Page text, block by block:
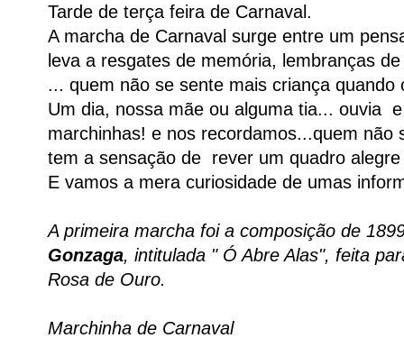
Tarde de terça feira de Carnaval.
A marcha de Carnaval surge entre um
leva a resgates de memória, lembranças
... quem não se sente mais criança quando
Um dia, nossa mãe ou alguma tia... ouvia
marchinhas! e nos recordamos...quem não
tem a sensação de rever um quadro
E vamos a mera curiosidade de umas
A primeira marcha foi a composição de
Gonzaga, intitulada " Ó Abre Alas", feita
Rosa de Ouro.
Marchinha de Carnaval